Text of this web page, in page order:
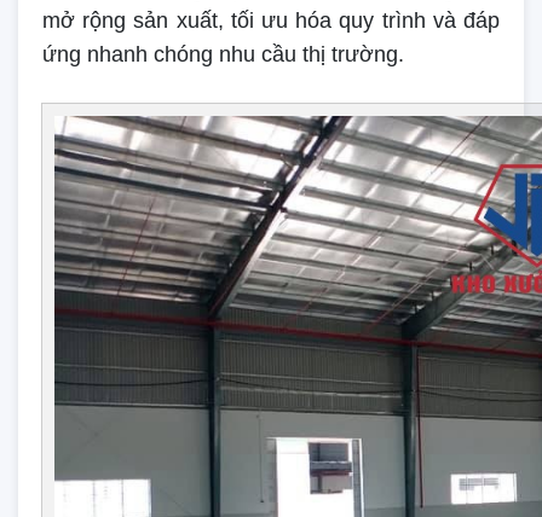
mở rộng sản xuất, tối ưu hóa quy trình và đáp
ứng nhanh chóng nhu cầu thị trường.